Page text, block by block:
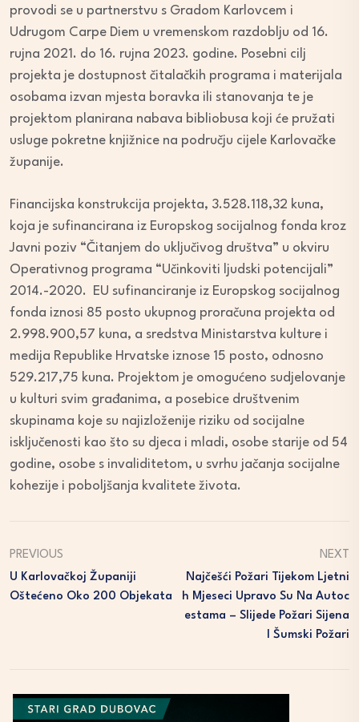
provodi se u partnerstvu s Gradom Karlovcem i
Udrugom Carpe Diem u vremenskom razdoblju od 16.
rujna 2021. do 16. rujna 2023. godine. Posebni cilj
projekta je dostupnost čitalačkih programa i materijala
osobama izvan mjesta boravka ili stanovanja te je
projektom planirana nabava bibliobusa koji će pružati
usluge pokretne knjižnice na području cijele Karlovačke
županije.
Financijska konstrukcija projekta, 3.528.118,32 kuna,
koja je sufinancirana iz Europskog socijalnog fonda kroz
Javni poziv “Čitanjem do uključivog društva” u okviru
Operativnog programa “Učinkoviti ljudski potencijali”
2014.-2020. EU sufinanciranje iz Europskog socijalnog
fonda iznosi 85 posto ukupnog proračuna projekta od
2.998.900,57 kuna, a sredstva Ministarstva kulture i
medija Republike Hrvatske iznose 15 posto, odnosno
529.217,75 kuna. Projektom je omogućeno sudjelovanje
u kulturi svim građanima, a posebice društvenim
skupinama koje su najizloženije riziku od socijalne
isključenosti kao što su djeca i mladi, osobe starije od 54
godine, osobe s invaliditetom, u svrhu jačanja socijalne
kohezije i poboljšanja kvalitete života.
PREVIOUS
U Karlovačkoj Županiji
Oštećeno Oko 200 Objekata
NEXT
Najčešći Požari Tijekom Ljetni
H Mjeseci Upravo Su Na Autoc
Estama – Slijede Požari Sijena
I Šumski Požari